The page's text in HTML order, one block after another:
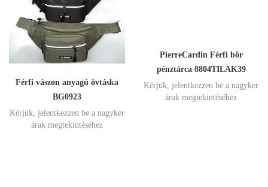
Férfi vászon anyagú övtáska
BG0923
Kérjük, jelentkezzen be a nagyker
árak megtekintéséhez
PierreCardin Férfi bőr
pénztárca 8804TILAK39
Kérjük, jelentkezzen be a nagyker
árak megtekintéséhez